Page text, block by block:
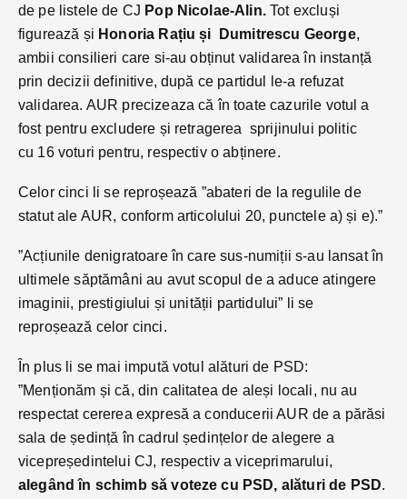
de pe listele de CJ Pop Nicolae-Alin.Tot excluși
figurează și Honoria Rațiu și Dumitrescu George,
ambii consilieri care si-au obținut validarea în instanță
prin decizii definitive, după ce partidul le-a refuzat
validarea. AUR precizeaza că în toate cazurile votul a
fost pentru excludere și retragerea sprijinului politic
cu 16 voturi pentru, respectiv o abținere.
Celor cinci li se reproșează ”abateri de la regulile de
statut ale AUR, conform articolului 20, punctele a) și e).”
”Acțiunile denigratoare în care sus-numiții s-au lansat în
ultimele săptămâni au avut scopul de a aduce atingere
imaginii, prestigiului și unității partidului” li se
reproșează celor cinci.
În plus li se mai impută votul alături de PSD:
”Menționăm și că, din calitatea de aleși locali, nu au
respectat cererea expresă a conducerii AUR de a părăsi
sala de ședință în cadrul ședințelor de alegere a
vicepreședintelui CJ, respectiv a viceprimarului,
alegând în schimb să voteze cu PSD, alături de PSD.